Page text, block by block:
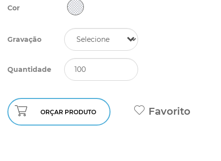
Cor
Gravação
Quantidade
ORÇAR PRODUTO Favorito